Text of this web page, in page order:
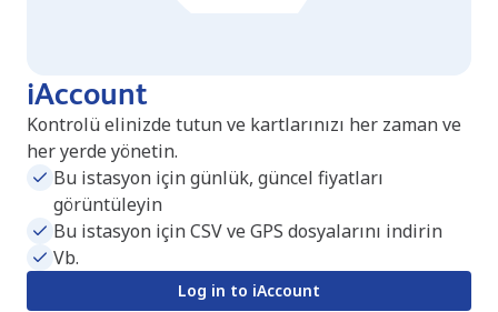
iAccount
Kontrolü elinizde tutun ve kartlarınızı her zaman ve
her yerde yönetin.
Bu istasyon için günlük, güncel fiyatları
görüntüleyin
Bu istasyon için CSV ve GPS dosyalarını indirin
Vb.
Log in to iAccount